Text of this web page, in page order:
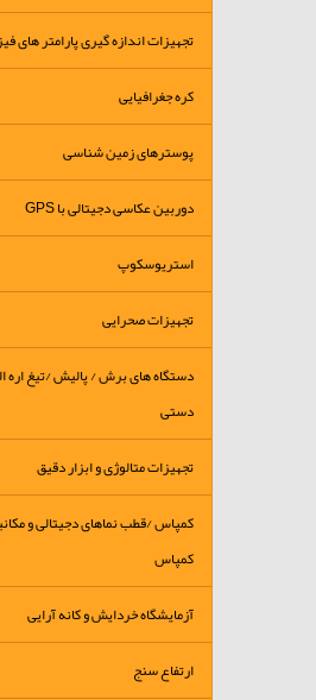
تجهیزات اندازه گیری پارامتر های
کره جغرافیایی
پوسترهای زمین شناسی
دوربین عکاسی دجیتالی با GPS
استریوسکوپ
تجهیزات صحرایی
دستگاه های برش / پالیش /تیغ اره
دستی
تجهیزات متالوژی و ابزار دقیق
کمپاس /قطب نماهای دجیتالی و
کمپاس
آزمایشگاه خردایش و کانه آرایی
ارتفاع سنج